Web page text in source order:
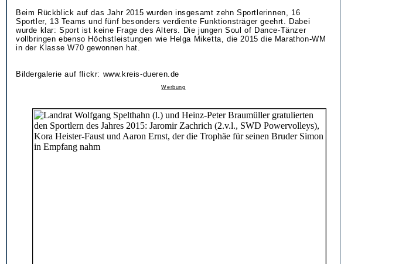
Beim Rückblick auf das Jahr 2015 wurden insgesamt zehn Sportlerinnen, 16
Sportler, 13 Teams und fünf besonders verdiente Funktionsträger geehrt. Dabei
wurde klar: Sport ist keine Frage des Alters. Die jungen Soul of Dance-Tänzer
vollbringen ebenso Höchstleistungen wie Helga Miketta, die 2015 die Marathon-WM
in der Klasse W70 gewonnen hat.
Bildergalerie auf flickr: www.kreis-dueren.de
Werbung